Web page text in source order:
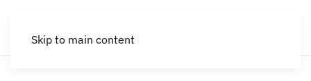
Skip to main content